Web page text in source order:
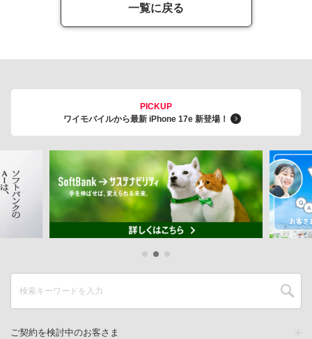
一覧に戻る
PICKUP
ワイモバイルから最新 iPhone 17e 新登場！
ご契約を検討中のお客さま